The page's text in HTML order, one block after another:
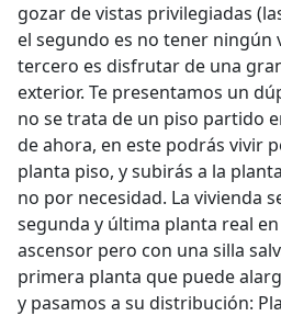
gozar de vistas privilegiadas
el segundo es no tener ningún
tercero es disfrutar de una
exterior. Te presentamos un
no se trata de un piso partido
de ahora, en este podrás vivir
planta piso, y subirás a la
no por necesidad. La vivienda
segunda y última planta real
ascensor pero con una silla
primera planta que puede
y pasamos a su distribución: